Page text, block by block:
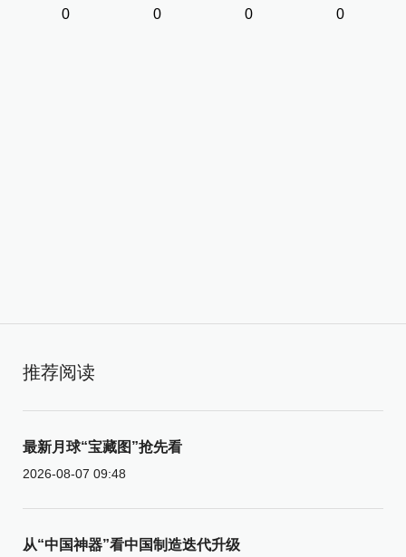
0 0 0 0
推荐阅读
最新月球“宝藏图”抢先看
2026-08-07 09:48
从“中国神器”看中国制造迭代升级